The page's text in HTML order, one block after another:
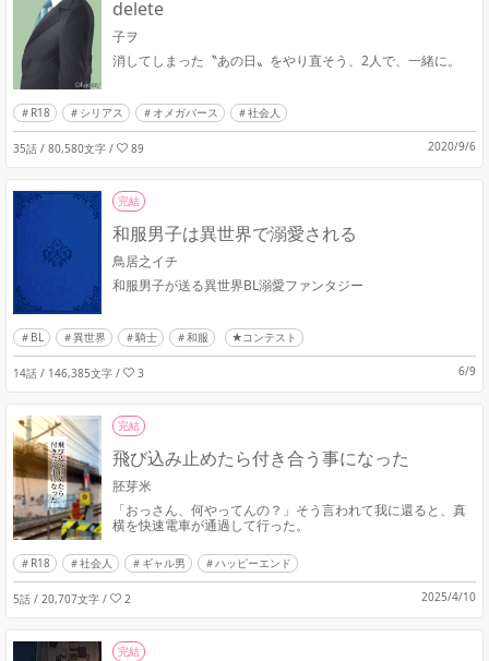
delete
子ヲ
消してしまった〝あの日〟をやり直そう、2人で、一緒に。
R18 シリアス オメガバース 社会人
35話 / 80,580文字 / 89 2020/9/6
完結
和服男子は異世界で溺愛される
鳥居之イチ
和服男子が送る異世界BL溺愛ファンタジー
BL 異世界 騎士 和服 ★コンテスト
14話 / 146,385文字 / 3 6/9
完結
飛び込み止めたら付き合う事になった
胚芽米
「おっさん、何やってんの？」そう言われて我に還ると、真
横を快速電車が通過して行った。
R18 社会人 ギャル男 ハッピーエンド
5話 / 20,707文字 / 2 2025/4/10
完結